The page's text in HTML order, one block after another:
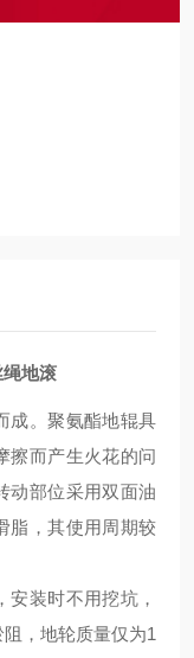
地滚
成。聚氨酯地辊具
擦而产生火花的问
动部位采用双面油
脂 ，其使用周期较
装时不用挖坑，
，地轮质量仅为1